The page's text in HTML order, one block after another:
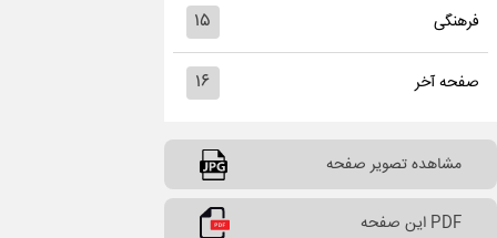
فرهنگی ۱۵
صفحه آخر ۱۶
مشاهده تصویر صفحه
PDF این صفحه